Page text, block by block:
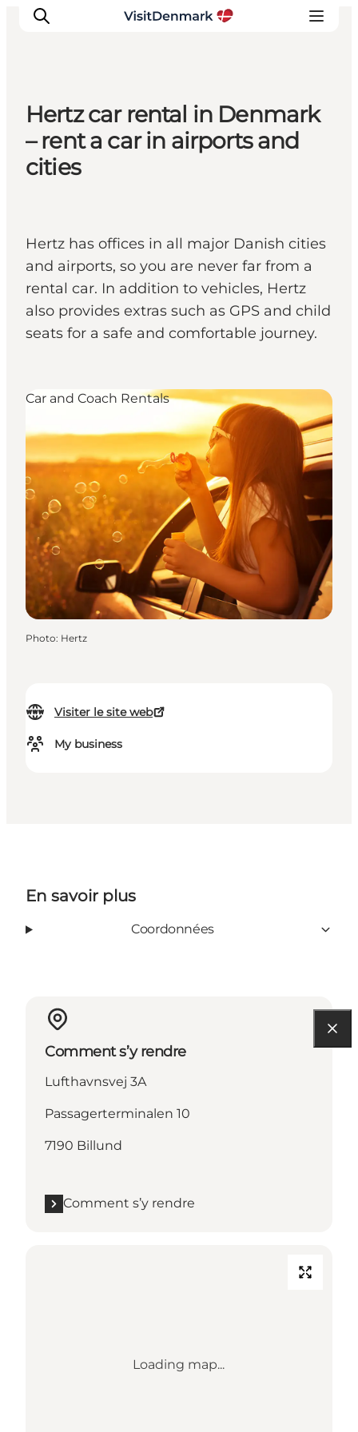
Inspirations
Destinations
Quoi faire
Hertz car rental in Denmark
– rent a car in airports and
cities
Hertz has offices in all major Danish cities
and airports, so you are never far from a
rental car. In addition to vehicles, Hertz
also provides extras such as GPS and child
seats for a safe and comfortable journey.
Visiter le site web
My business
Car and Coach Rentals
Photo: Hertz
En savoir plus
Coordonnées
Comment s’y rendre
Lufthavnsvej 3A
Passagerterminalen 10
7190 Billund
Comment s’y rendre
Loading map...